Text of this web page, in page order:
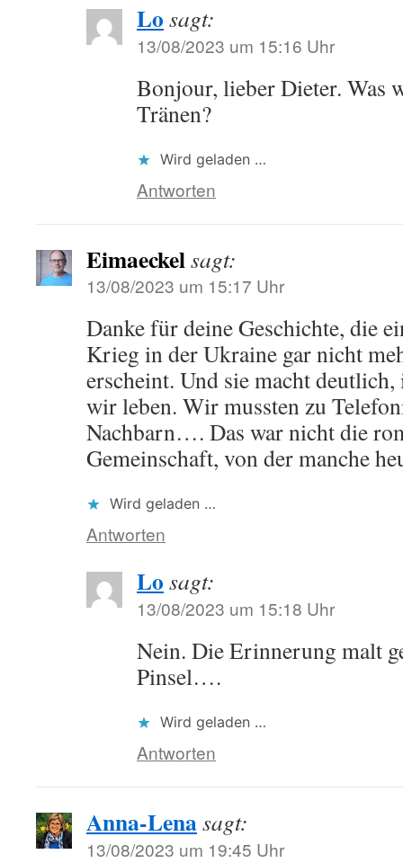
Lo sagt:
13/08/2023 um 15:16 Uhr
Bonjour, lieber Dieter. Was
Tränen?
Wird geladen …
Antworten
Eimaeckelsagt:
13/08/2023 um 15:17 Uhr
Danke für deine Geschichte, die
Krieg in der Ukraine gar nicht
erscheint. Und sie macht
wir leben. Wir mussten zu
Nachbarn…. Das war nicht die
Gemeinschaft, von der manche
Wird geladen …
Antworten
Lo sagt:
13/08/2023 um 15:18 Uhr
Nein. Die Erinnerung malt
Pinsel….
Wird geladen …
Antworten
Anna-Lenasagt:
13/08/2023 um 19:45 Uhr